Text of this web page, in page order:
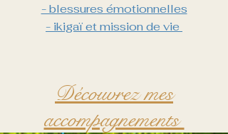
- blessures émotionnelles
- ikigaï et mission de vie
Découvrez mes
accompagnements